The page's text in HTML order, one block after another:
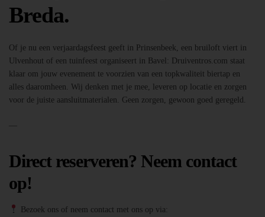
Breda.
Of je nu een verjaardagsfeest geeft in Prinsenbeek, een bruiloft viert in
Ulvenhout of een tuinfeest organiseert in Bavel: Druiventros.com staat
klaar om jouw evenement te voorzien van een topkwaliteit biertap en
alles daaromheen. Wij denken met je mee, leveren op locatie en zorgen
voor de juiste aansluitmaterialen. Geen zorgen, gewoon goed geregeld.
—
Direct reserveren? Neem contact
op!
Bezoek ons of neem contact met ons op via: